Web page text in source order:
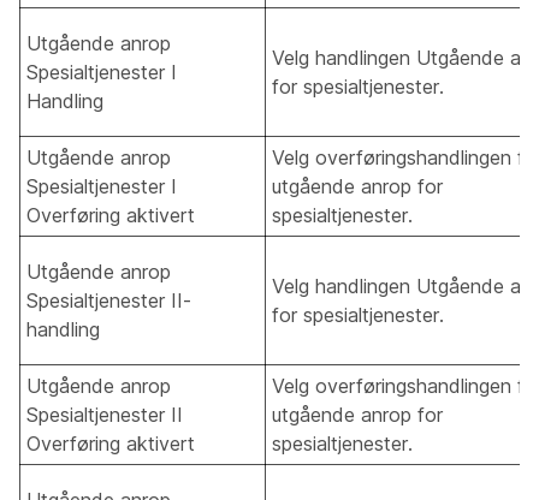
Utgående anrop
Spesialtjenester I
Handling
Velg handlingen Utgående
for spesialtjenester.
Utgående anrop
Spesialtjenester I
Overføring aktivert
Velg overføringshandlingen
utgående anrop for
spesialtjenester.
Utgående anrop
Spesialtjenester II-
handling
Velg handlingen Utgående
for spesialtjenester.
Utgående anrop
Spesialtjenester II
Overføring aktivert
Velg overføringshandlingen
utgående anrop for
spesialtjenester.